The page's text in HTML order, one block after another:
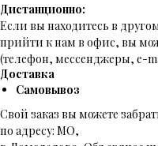
Дистанционно:
Если вы находитесь в
прийти к нам в офис, вы
(телефон, мессенджеры, e-
Доставка
Самовывоз
Свой заказ вы можете
по адресу: МО,